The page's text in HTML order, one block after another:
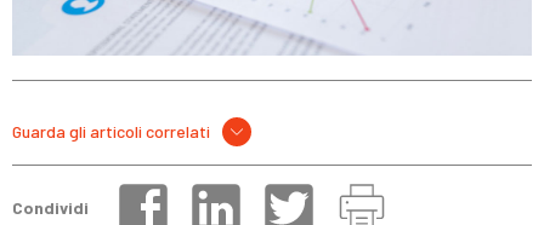
Guarda gli articoli correlati
Condividi